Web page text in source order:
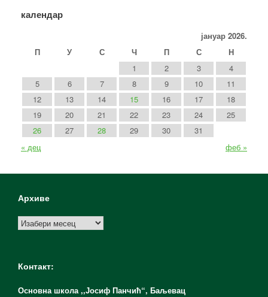
календар
јануар 2026.
П
У С Ч П С
Н
1
2 3
4
5
6 7 8 9 10
11
12
13 14 15 16 17
18
19
20 21 22 23 24
25
26
27 28 29 30
31
« дец
феб »
Архиве
Архиве
Контакт:
Основна школа ,,Јосиф Панчић“, Баљевац